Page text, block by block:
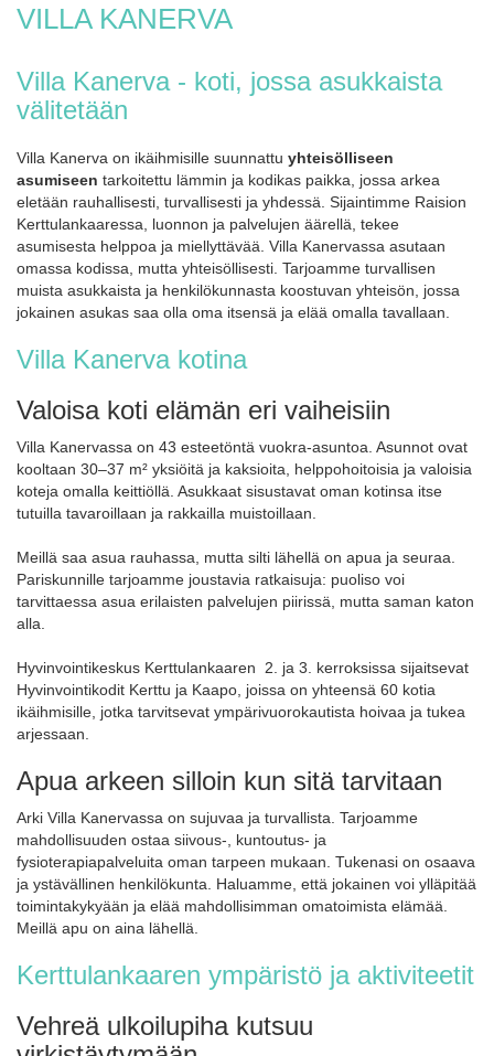
VILLA KANERVA
Villa Kanerva - koti, jossa asukkaista
välitetään
Villa Kanerva on ikäihmisille suunnattu yhteisölliseen
asumiseen tarkoitettu lämmin ja kodikas paikka, jossa arkea
eletään rauhallisesti, turvallisesti ja yhdessä. Sijaintimme Raision
Kerttulankaaressa, luonnon ja palvelujen äärellä, tekee
asumisesta helppoa ja miellyttävää. Villa Kanervassa asutaan
omassa kodissa, mutta yhteisöllisesti. Tarjoamme turvallisen
muista asukkaista ja henkilökunnasta koostuvan yhteisön, jossa
jokainen asukas saa olla oma itsensä ja elää omalla tavallaan.
Villa Kanerva kotina
Valoisa koti elämän eri vaiheisiin
Villa Kanervassa on 43 esteetöntä vuokra-asuntoa. Asunnot ovat
kooltaan 30–37 m² yksiöitä ja kaksioita, helppohoitoisia ja valoisia
koteja omalla keittiöllä. Asukkaat sisustavat oman kotinsa itse
tutuilla tavaroillaan ja rakkailla muistoillaan.
Meillä saa asua rauhassa, mutta silti lähellä on apua ja seuraa.
Pariskunnille tarjoamme joustavia ratkaisuja: puoliso voi
tarvittaessa asua erilaisten palvelujen piirissä, mutta saman katon
alla.
Hyvinvointikeskus Kerttulankaaren 2. ja 3. kerroksissa sijaitsevat
Hyvinvointikodit Kerttu ja Kaapo, joissa on yhteensä 60 kotia
ikäihmisille, jotka tarvitsevat ympärivuorokautista hoivaa ja tukea
arjessaan.
Apua arkeen silloin kun sitä tarvitaan
Arki Villa Kanervassa on sujuvaa ja turvallista. Tarjoamme
mahdollisuuden ostaa siivous-, kuntoutus- ja
fysioterapiapalveluita oman tarpeen mukaan. Tukenasi on osaava
ja ystävällinen henkilökunta. Haluamme, että jokainen voi ylläpitää
toimintakykyään ja elää mahdollisimman omatoimista elämää.
Meillä apu on aina lähellä.
Kerttulankaaren ympäristö ja aktiviteetit
Vehreä ulkoilupiha kutsuu